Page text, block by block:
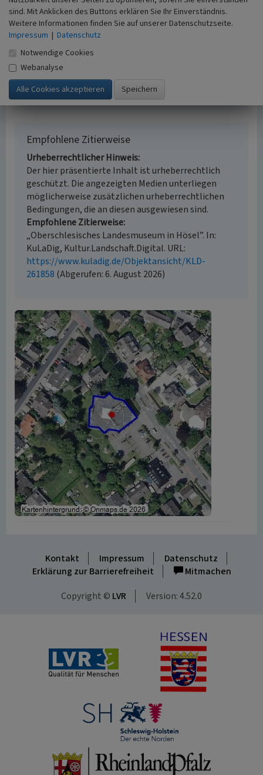
Kulturlandschaftspflege
Erfassungsmaßstab
i.d.R. 1:5.000 (größer als 1:20.000)
Erfassungsmethode
Literaturauswertung
Historischer Zeitraum
Beginn 1983
Empfohlene Zitierweise
Urheberrechtlicher Hinweis
Der hier präsentierte Inhalt ist urheberrechtlich
geschützt. Die angezeigten Medien unterliegen
möglicherweise zusätzlichen urheberrechtlichen
Bedingungen, die an diesen ausgewiesen sind.
Empfohlene Zitierweise
„Oberschlesisches Landesmuseum in Hösel”. In:
KuLaDig, Kultur.Landschaft.Digital. URL:
https://www.kuladig.de/Objektansicht/KLD-
261858 (Abgerufen: 6. August 2026)
Kontakt Impressum
Datenschutz
Erklärung zur Barrierefreiheit
Mitmachen
Copyright © LVR Version: 4.52.0
sind. Mit Anklicken des Buttons erklären Sie Ihr Einverständnis.
Weitere Informationen finden Sie auf unserer Datenschutzseite.
Impressum | Datenschutz
Notwendige Cookies
Webanalyse